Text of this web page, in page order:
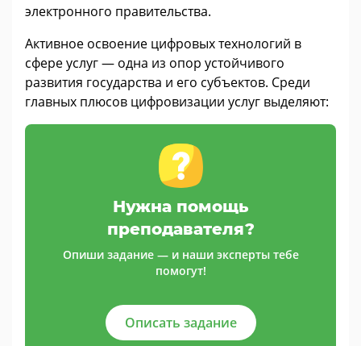
электронного правительства.
Активное освоение цифровых технологий в
сфере услуг — одна из опор устойчивого
развития государства и его субъектов. Среди
главных плюсов цифровизации услуг выделяют:
Нужна помощь
преподавателя?
Опиши задание — и наши эксперты тебе
помогут!
Описать задание